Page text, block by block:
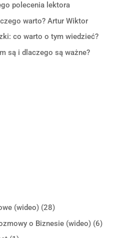
polecenia lektora
warto? Artur Wiktor
co warto o tym wiedzieć?
są i dlaczego są ważne?
(wideo)(28)
o Biznesie (wideo)(6)